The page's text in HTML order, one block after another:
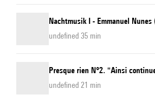
Nachtmusik I - Emmanuel
undefined 35 min
Presque rien N°2. "Ainsi
undefined 21 min